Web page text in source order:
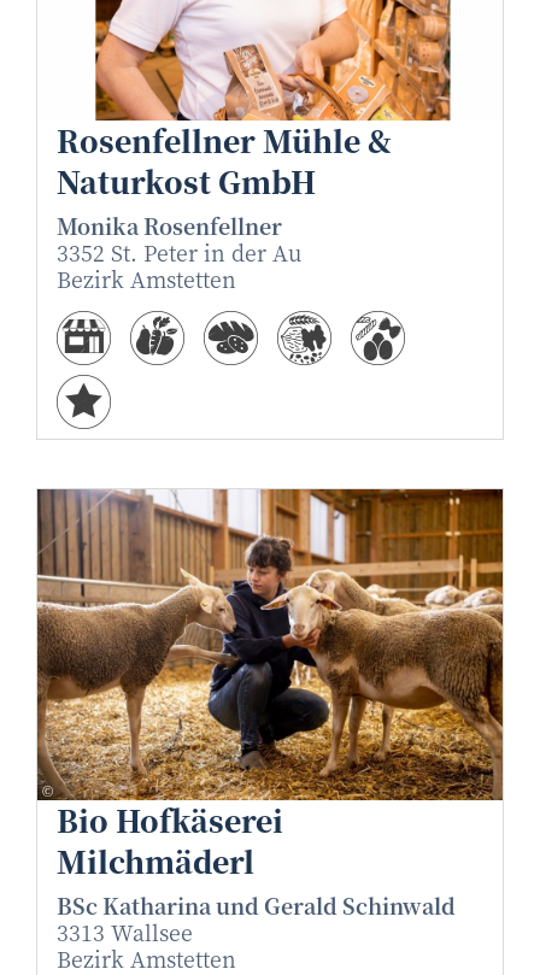
inShot - www.inShot.at
Rosenfellner Mühle &
Naturkost GmbH
Monika Rosenfellner
3352 St. Peter in der Au
Bezirk Amstetten
©Netzwerk Kulinarik/pov.at
Bio Hofkäserei
Milchmäderl
BSc Katharina und Gerald Schinwald
3313 Wallsee
Bezirk Amstetten